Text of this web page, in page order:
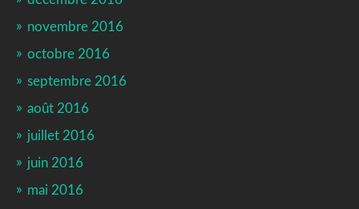
novembre 2016
octobre 2016
septembre 2016
août 2016
juillet 2016
juin 2016
mai 2016